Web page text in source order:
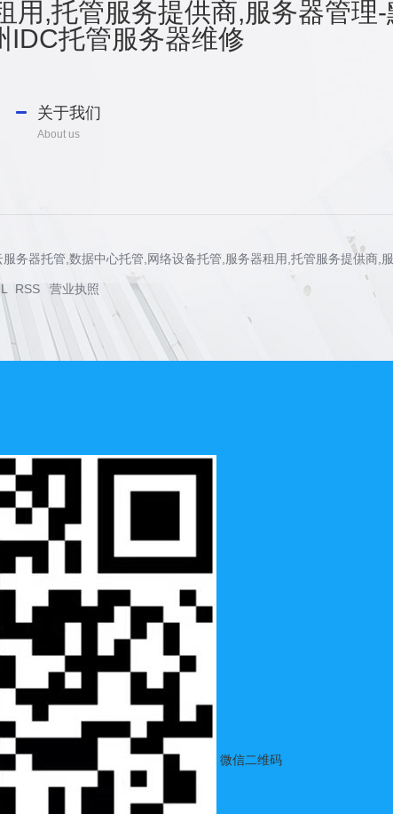
用,托管服务提供商,服务器管理-
IDC托管服务器维修
关于我们
About us
务器托管,数据中心托管,网络设备托管,服务器租用,托管服务提供商,
RSS 营业执照
微信二维码